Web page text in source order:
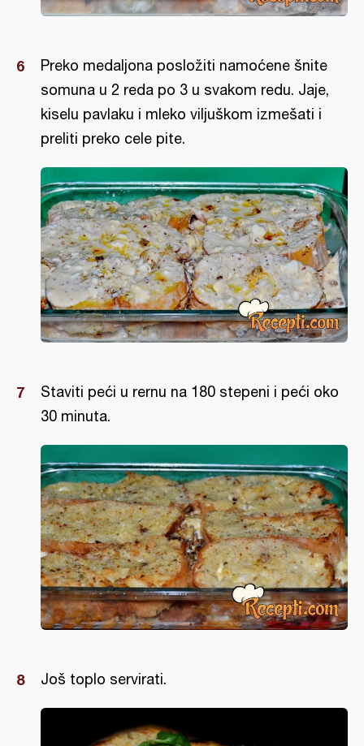
Preko medaljona posložiti namoćene šnite
somuna u 2 reda po 3 u svakom redu. Jaje,
kiselu pavlaku i mleko viljuškom izmešati i
preliti preko cele pite.
Staviti peći u rernu na 180 stepeni i peći oko
30 minuta.
Još toplo servirati.